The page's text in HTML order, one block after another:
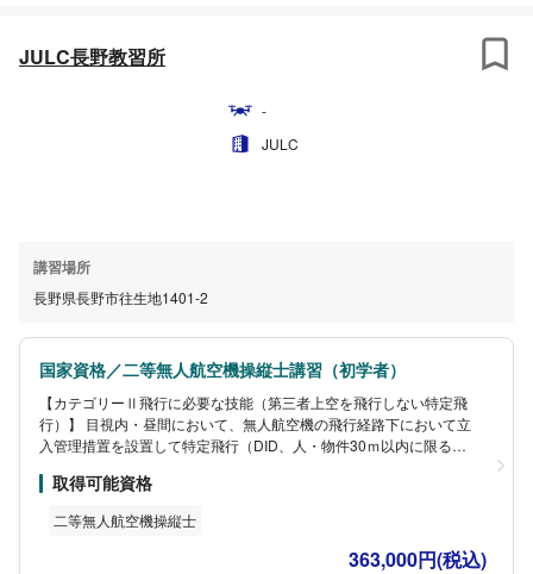
JULC長野教習所
-
JULC
講習場所
長野県長野市往生地1401-2
国家資格／二等無人航空機操縦士講習（初学者）
【カテゴリーⅡ飛行に必要な技能（第三者上空を飛行しない特定飛
行）】 目視内・昼間において、無人航空機の飛行経路下において立
入管理措置を設置して特定飛行（DID、人・物件30ｍ以内に限る）
以上の大型機の限定解除の講習もございます。
取得可能資格
二等無人航空機操縦士
363,000円(税込)